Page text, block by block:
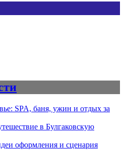
SPA, баня, ужин и отдых за
в Булгаковскую
оформления и сценария